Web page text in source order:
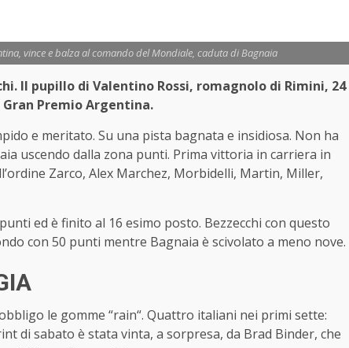
vince e balza al comando del Mondiale, caduta di Bagnaia
Il pupillo di Valentino Rossi, romagnolo di Rimini, 24
Premio Argentina.
e meritato. Su una pista bagnata e insidiosa. Non ha
uscendo dalla zona punti. Prima vittoria in carriera in
Zarco, Alex Marchez, Morbidelli, Martin, Miller,
ed è finito al 16 esimo posto. Bezzecchi con questo
con 50 punti mentre Bagnaia è scivolato a meno nove.
le gomme “rain“. Quattro italiani nei primi sette:
di sabato è stata vinta, a sorpresa, da Brad Binder, che